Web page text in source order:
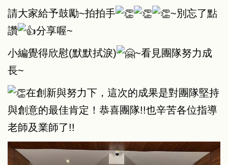
請大家給予鼓勵~拍拍手
~別忘了點
讚
分享喔~
小編覺得欣慰(默默拭淚)
~看見團隊努力成
長~
在創新與努力下，這次的成果是對團隊堅持
與創意的最佳肯定！恭喜團隊!!也辛苦各位指導
老師及業師了!!